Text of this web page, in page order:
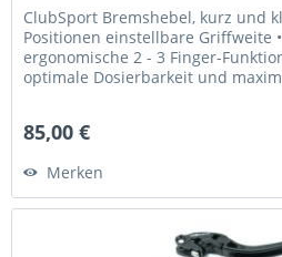
ClubSport Bremshebel, kurz und
Positionen einstellbare Griffweite
ergonomische 2 - 3 Finger-
optimale Dosierbarkeit und
85,00 €
Merken